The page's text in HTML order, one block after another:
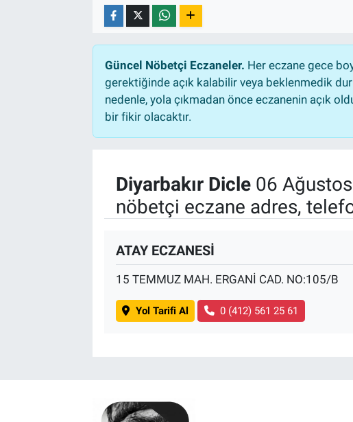
Güncel Nöbetçi Eczaneler. Her eczane gece
gerektiğinde açık kalabilir veya beklenmedik
nedenle, yola çıkmadan önce eczanenin açık
bir fikir olacaktır.
Diyarbakır Dicle06
nöbetçi eczane adres,
ATAY ECZANESİ
15 TEMMUZ MAH. ERGANİ CAD. NO:105/B
Yol Tarifi Al 0 (412) 561 25 61